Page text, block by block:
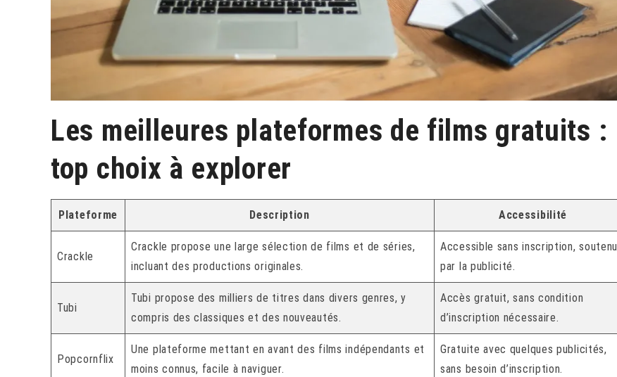
Les meilleures plateformes de films gratuits :
top choix à explorer
Plateforme Description Accessibilité
Crackle
Crackle propose une large sélection de films et de séries,
incluant des productions originales.
Accessible sans inscription, soutenu
par la publicité.
Tubi
Tubi propose des milliers de titres dans divers genres, y
compris des classiques et des nouveautés.
Accès gratuit, sans condition
d’inscription nécessaire.
Popcornflix
Une plateforme mettant en avant des films indépendants et
moins connus, facile à naviguer.
Gratuite avec quelques publicités,
sans besoin d’inscription.